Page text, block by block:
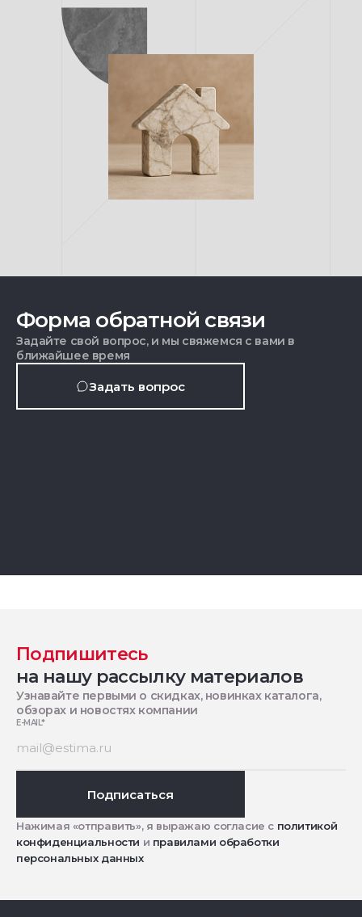
Форма обратной связи
Задайте свой вопрос, и мы свяжемся с вами в
ближайшее время
Задать вопрос
Подпишитесь
на нашу рассылку материалов
Узнавайте первыми о скидках, новинках каталога,
обзорах и новостях компании
E-MAIL*
Подписаться
Нажимая «отправить», я выражаю согласие с политикой
конфиденциальности и правилами обработки
персональных данных